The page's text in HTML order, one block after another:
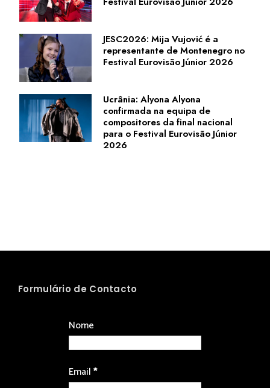
JESC2026: Mija Vujović é a
representante de Montenegro no
Festival Eurovisão Júnior 2026
Ucrânia: Alyona Alyona
confirmada na equipa de
compositores da final nacional
para o Festival Eurovisão Júnior
2026
Formulário de Contacto
Nome
Email*